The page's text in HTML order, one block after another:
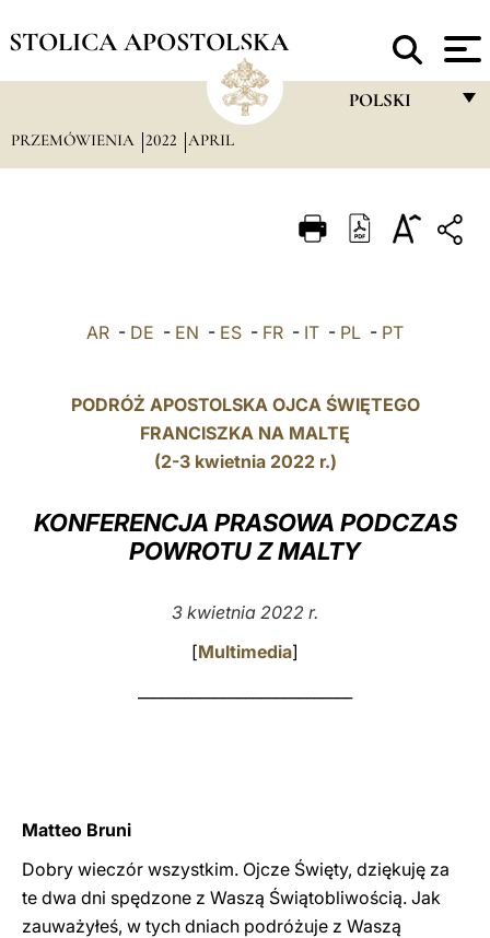
STOLICA APOSTOLSKA
POLSKI
ITALIANO
POLSKI
العربيّة
LATINE
PRZEMÓWIENIA 2022 APRIL
AR - DE - EN - ES - FR - IT - PL - PT
PODRÓŻ APOSTOLSKA OJCA ŚWIĘTEGO
FRANCISZKA NA MALTĘ
(2-3 kwietnia 2022 r.)
KONFERENCJA PRASOWA PODCZAS
POWROTU Z MALTY
3 kwietnia 2022 r.
[Multimedia]
Matteo Bruni
Dobry wieczór wszystkim. Ojcze Święty, dziękuję za
te dwa dni spędzone z Waszą Świątobliwością. Jak
zauważyłeś, w tych dniach podróżuje z Waszą